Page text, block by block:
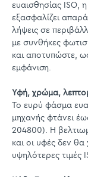
ευαισθησίας ISO,
εξασφαλίζει
λήψεις σε
με συνθήκες
και αποτυπώστε,
εμφάνιση.
Υφή, χρώμα,
Το ευρύ φάσμα
μηχανής φτάνει
204800). Η
και οι υφές δεν θα
υψηλότερες τιμές